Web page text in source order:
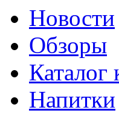
Новости
Обзоры
Каталог
Напитки